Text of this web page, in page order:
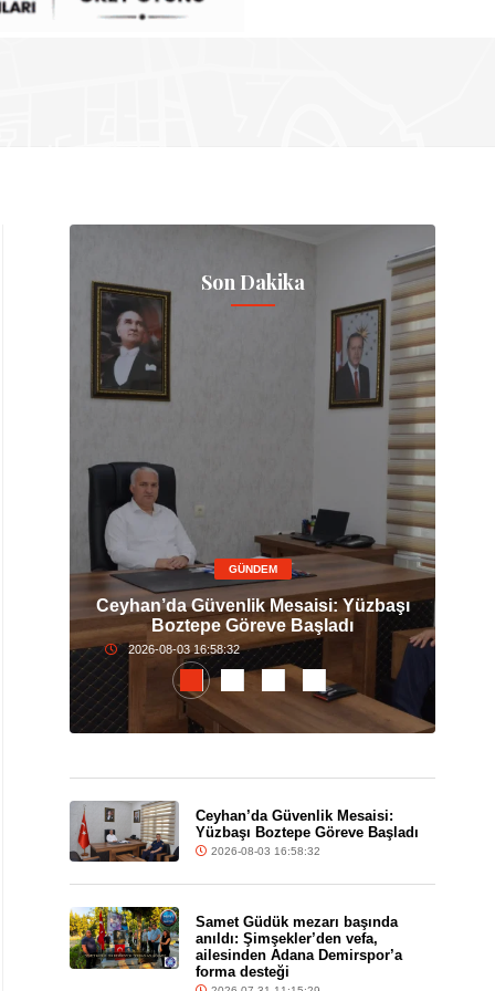
Son Dakika
GÜNDEM
Ceyhan’da Güvenlik Mesaisi: Yüzbaşı
Boztepe Göreve Başladı
2026-08-03 16:58:32
Ceyhan’da Güvenlik Mesaisi:
Yüzbaşı Boztepe Göreve Başladı
2026-08-03 16:58:32
Samet Güdük mezarı başında
anıldı: Şimşekler’den vefa,
ailesinden Adana Demirspor’a
forma desteği